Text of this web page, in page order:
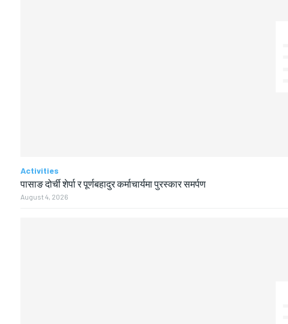
Activities
पासाङ दोर्ची शेर्पा र पूर्णबहादुर कर्माचार्यमा पुरस्कार समर्पण
August 4, 2026